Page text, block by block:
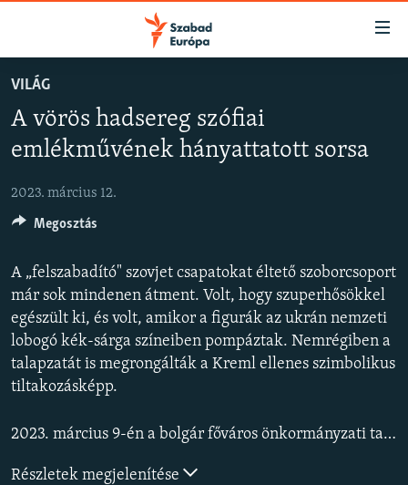
Akadálymentes
Ugrás
oldalra
Ugrás
keresésre
AKTUÁLIS
PODCASTOK
VIDEÓK
ELEMZŐ
NER15
SZABADON
TÁRSADALOM
DEMOKRÁCIA
A PÉNZ NYOMÁBAN
EURÓPAI UNIÓ
VILÁG
A vörös hadsereg szófiai
emlékművének hányattatott sorsa
2023. március 12.
A „felszabadító" szovjet csapatokat éltető szoborcsoport
már sok mindenen átment. Volt, hogy szuperhősökkel
egészült ki, és volt, amikor a figurák az ukrán nemzeti
lobogó kék-sárga színeiben pompáztak. Nemrégiben a
talapzatát is megrongálták a Kreml ellenes szimbolikus
tiltakozásképp.
2023. március 9-én a bolgár főváros önkormányzati tanácsa
Részletek megjelenítése
Megosztás
FELIRATKOZÁS
Feliratkozás